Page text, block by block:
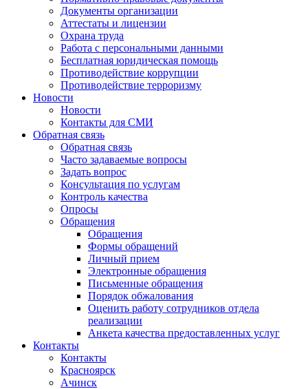
Документы организации
Аттестаты и лицензии
Охрана труда
Работа с персональными данными
Бесплатная юридическая помощь
Противодействие коррупции
Противодействие терроризму
Новости
Новости
Контакты для СМИ
Обратная связь
Обратная связь
Часто задаваемые вопросы
Задать вопрос
Консультация по услугам
Контроль качества
Опросы
Обращения
Обращения
Формы обращений
Личный прием
Электронные обращения
Письменные обращения
Порядок обжалования
Оценить работу сотрудников отдела
реализации
Анкета качества предоставленных услуг
Контакты
Контакты
Красноярск
Ачинск